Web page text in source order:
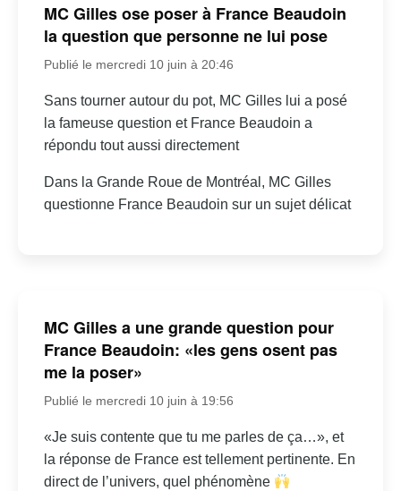
MC Gilles ose poser à France Beaudoin
la question que personne ne lui pose
Publié le mercredi 10 juin à 20:46
Sans tourner autour du pot, MC Gilles lui a posé
la fameuse question et France Beaudoin a
répondu tout aussi directement
Dans la Grande Roue de Montréal, MC Gilles
questionne France Beaudoin sur un sujet délicat
MC Gilles a une grande question pour
France Beaudoin: «les gens osent pas
me la poser»
Publié le mercredi 10 juin à 19:56
«Je suis contente que tu me parles de ça…», et
la réponse de France est tellement pertinente. En
direct de l’univers, quel phénomène